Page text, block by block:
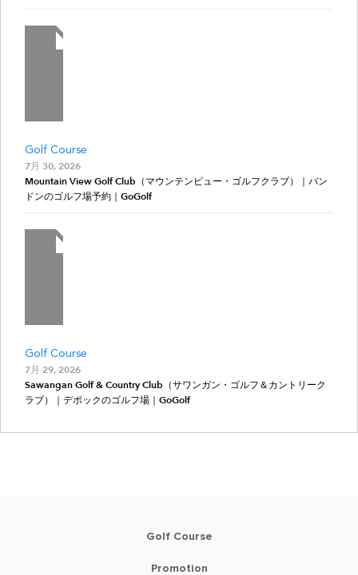
Golf Course
7月 30, 2026
Mountain View Golf Club（マウンテンビュー・ゴルフクラブ）｜バン
ドンのゴルフ場予約｜GoGolf
Golf Course
7月 29, 2026
Sawangan Golf & Country Club（サワンガン・ゴルフ＆カントリーク
ラブ）｜デポックのゴルフ場｜GoGolf
Golf Course
Promotion